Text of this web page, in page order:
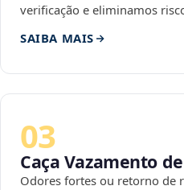
verificação e eliminamos
SAIBA MAIS
03
Caça Vazamento
Odores fortes ou retorno de